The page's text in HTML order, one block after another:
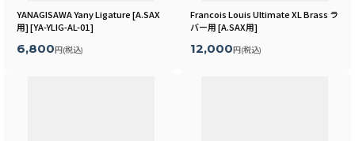
YANAGISAWA Yany Ligature [A.SAX
用][YA-YLIG-AL-01]
6,800 円 (税込)
Francois Louis Ultimate XL Brass ラ
バー用[A.SAX用]
12,000 円 (税込)